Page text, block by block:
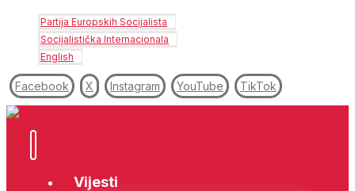
Partija Europskih Socijalista
Socijalistička Internacionala
English
Facebook X Instagram YouTube TikTok
Vijesti